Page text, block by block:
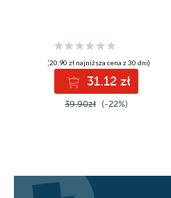
(20,90 zł najniższa cena z 30 dni)
31.12 zł
39.90zł (-22%)